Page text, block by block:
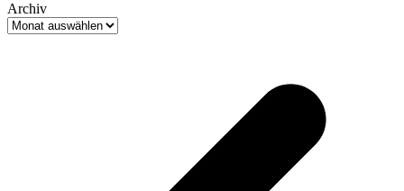
Archiv
Archiv